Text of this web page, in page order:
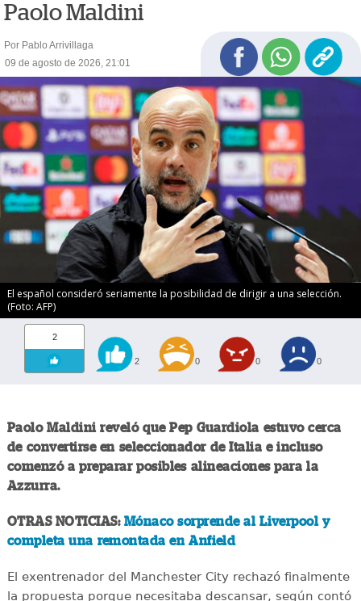
Paolo Maldini
Por Pablo Arrivillaga
09 de agosto de 2026, 21:01
El español consideró seriamente la posibilidad de dirigir a una selección.
(Foto: AFP)
2
2 0 0 0
Paolo Maldini reveló que Pep Guardiola estuvo cerca
de convertirse en seleccionador de Italia e incluso
comenzó a preparar posibles alineaciones para la
Azzurra.
OTRAS NOTICIAS: Mónaco sorprende al Liverpool y
completa una remontada en Anfield
El exentrenador del Manchester City rechazó finalmente
la propuesta porque necesitaba descansar, según contó